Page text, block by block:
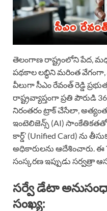
తెలంగాణ రాష్ట్రంలోని పేద,
పథకాల లబ్ధిని మరింత వేగంగా,
వీలుగా సీఎం రేవంత్ రెడ్డి
రాష్ట్రవ్యాప్తంగా ప్రతి పౌరుడి
నిరంతరం ట్రాక్ చేసేలా,
ఇంటెలిజెన్స్ (AI)
కార్డ్’ (Unified Card) ను
అధికారులను ఆదేశించారు. ఈ
సంస్కరణ ఇప్పుడు సర్వత్రా
సర్వే డేటా
సంఖ్య: